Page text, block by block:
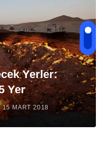
Yerler:
Yer
15 MART 2018